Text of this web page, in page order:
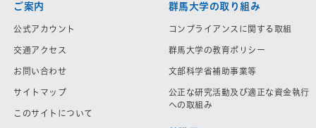
ご案内
公式アカウント
交通アクセス
お問い合わせ
サイトマップ
このサイトについて
群馬大学の取り組み
コンプライアンスに関する取組
群馬大学の教育ポリシー
文部科学省補助事業等
公正な研究活動及び適正な資金執行
への取組み